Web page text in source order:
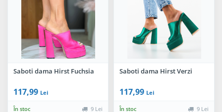
Saboti dama Hirst Fuchsia
117,99 Lei
În stoc 9 Lei
Saboti dama Hirst Verzi
117,99 Lei
În stoc 9 Lei